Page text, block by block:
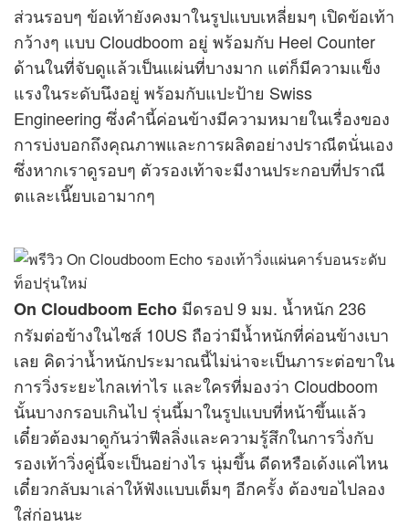
ส่วนรอบๆ ข้อเท้ายังคงมาในรูปแบบเหลี่ยมๆ เปิดข้อเท้า
กว้างๆ แบบ Cloudboom อยู่ พร้อมกับ Heel Counter
ด้านในที่จับดูแล้วเป็นแผ่นที่บางมาก แต่ก็มีความแข็ง
แรงในระดับนึงอยู่ พร้อมกับแปะป้าย Swiss
Engineering ซึ่งคำนี้ค่อนข้างมีความหมายในเรื่องของ
การบ่งบอกถึงคุณภาพและการผลิตอย่างปราณีตนั่นเอง
ซึ่งหากเราดูรอบๆ ตัวรองเท้าจะมีงานประกอบที่ปราณี
ตและเนี๊ยบเอามากๆ
On Cloudboom Echo มีดรอป 9 มม. น้ำหนัก 236
กรัมต่อข้างในไซส์ 10US ถือว่ามีน้ำหนักที่ค่อนข้างเบา
เลย คิดว่าน้ำหนักประมาณนี้ไม่น่าจะเป็นภาระต่อขาใน
การวิ่งระยะไกลเท่าไร และใครที่มองว่า Cloudboom
นั้นบางกรอบเกินไป รุ่นนี้มาในรูปแบบที่หน้าขึ้นแล้ว
เดี๋ยวต้องมาดูกันว่าฟีลลิ่งและความรู้สึกในการวิ่งกับ
รองเท้าวิ่งคู่นี้จะเป็นอย่างไร นุ่มขึ้น ดีดหรือเด้งแค่ไหน
เดี๋ยวกลับมาเล่าให้ฟังแบบเต็มๆ อีกครั้ง ต้องขอไปลอง
ใส่ก่อนนะ